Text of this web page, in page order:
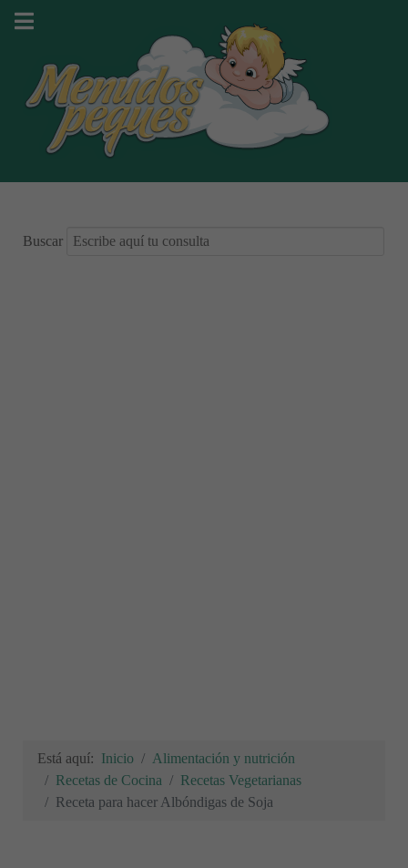
Buscar
Está aquí: Inicio
Alimentación y nutrición
Recetas de Cocina
Recetas Vegetarianas
Receta para hacer Albóndigas de Soja